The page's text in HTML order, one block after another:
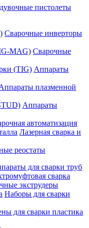
пистолеты
Сварочные инверторы
Сварочные
Аппараты
плазменной
Аппараты
автоматизация
Лазерная сварка и
реостаты
для сварки труб
сварка
экструдеры
Наборы для сварки
для сварки пластика